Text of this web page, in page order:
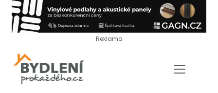
Reklama